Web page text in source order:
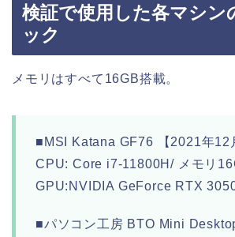
検証で使用した各マシン
ック
メモリはすべて16GB搭載。
■MSI Katana GF76 【2021年12
CPU: Core i7-11800H/ メモリ
GPU:NVIDIA GeForce RTX
■パソコン工房 BTO Mini